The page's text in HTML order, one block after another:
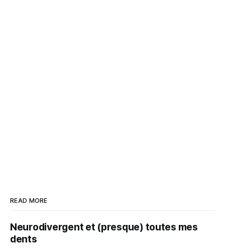
READ MORE
Neurodivergent et (presque) toutes mes
dents